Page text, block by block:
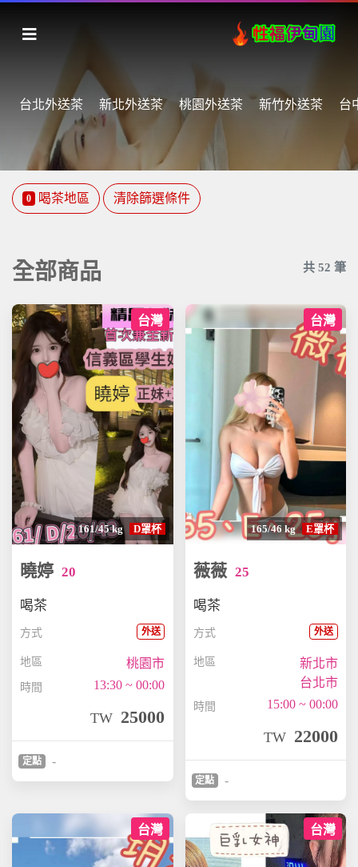
台北外送茶 新北外送茶 桃園外送茶 新竹外送茶 台
0 喝茶地區 清除篩選條件
全部商品 共 52 筆
台灣
161/45 kg D罩杯
曉婷20
喝茶
方式 外送
地區 桃園市
時間 13:30 ~ 00:00
TW 25000
定點 -
台灣
165/46 kg E罩杯
薇薇 25
喝茶
方式 外送
地區
新北市
台北市
時間 15:00 ~ 00:00
TW 22000
定點 -
台灣 台灣